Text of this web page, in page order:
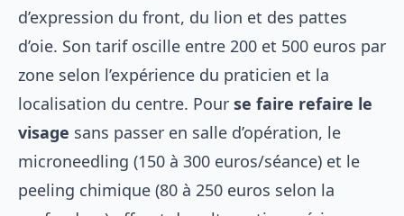
d’expression du front, du lion et des pattes
d’oie. Son tarif oscille entre 200 et 500 euros par
zone selon l’expérience du praticien et la
localisation du centre. Pour se faire refaire le
visage sans passer en salle d’opération, le
microneedling (150 à 300 euros/séance) et le
peeling chimique (80 à 250 euros selon la